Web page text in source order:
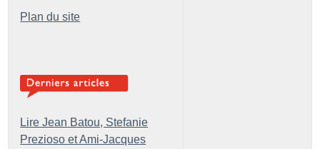
Plan du site
Lire Jean Batou, Stefanie
Prezioso et Ami-Jacques